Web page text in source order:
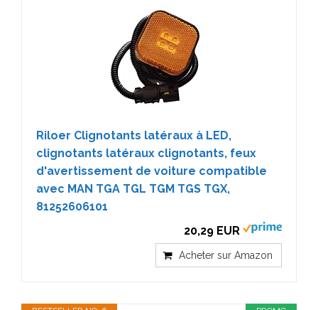
Riloer Clignotants latéraux à LED,
clignotants latéraux clignotants, feux
d'avertissement de voiture compatible
avec MAN TGA TGL TGM TGS TGX,
81252606101
20,29 EUR
Acheter sur Amazon